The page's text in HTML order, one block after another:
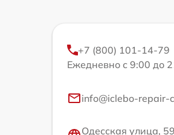
+7 (800) 101-14-79
Ежедневно с 9:00 до
info@iclebo-repair-
Одесская улица, 59